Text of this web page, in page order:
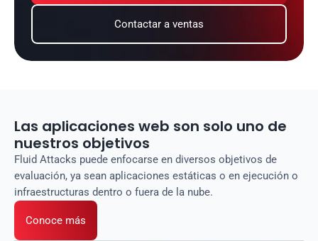
Contactar a ventas
Las aplicaciones web son solo uno de
nuestros objetivos
Fluid Attacks puede enfocarse en diversos objetivos de
evaluación, ya sean aplicaciones estáticas o en ejecución o
infraestructuras dentro o fuera de la nube.
Conoce más